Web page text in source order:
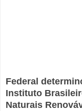
Federal
Instituto
Naturais